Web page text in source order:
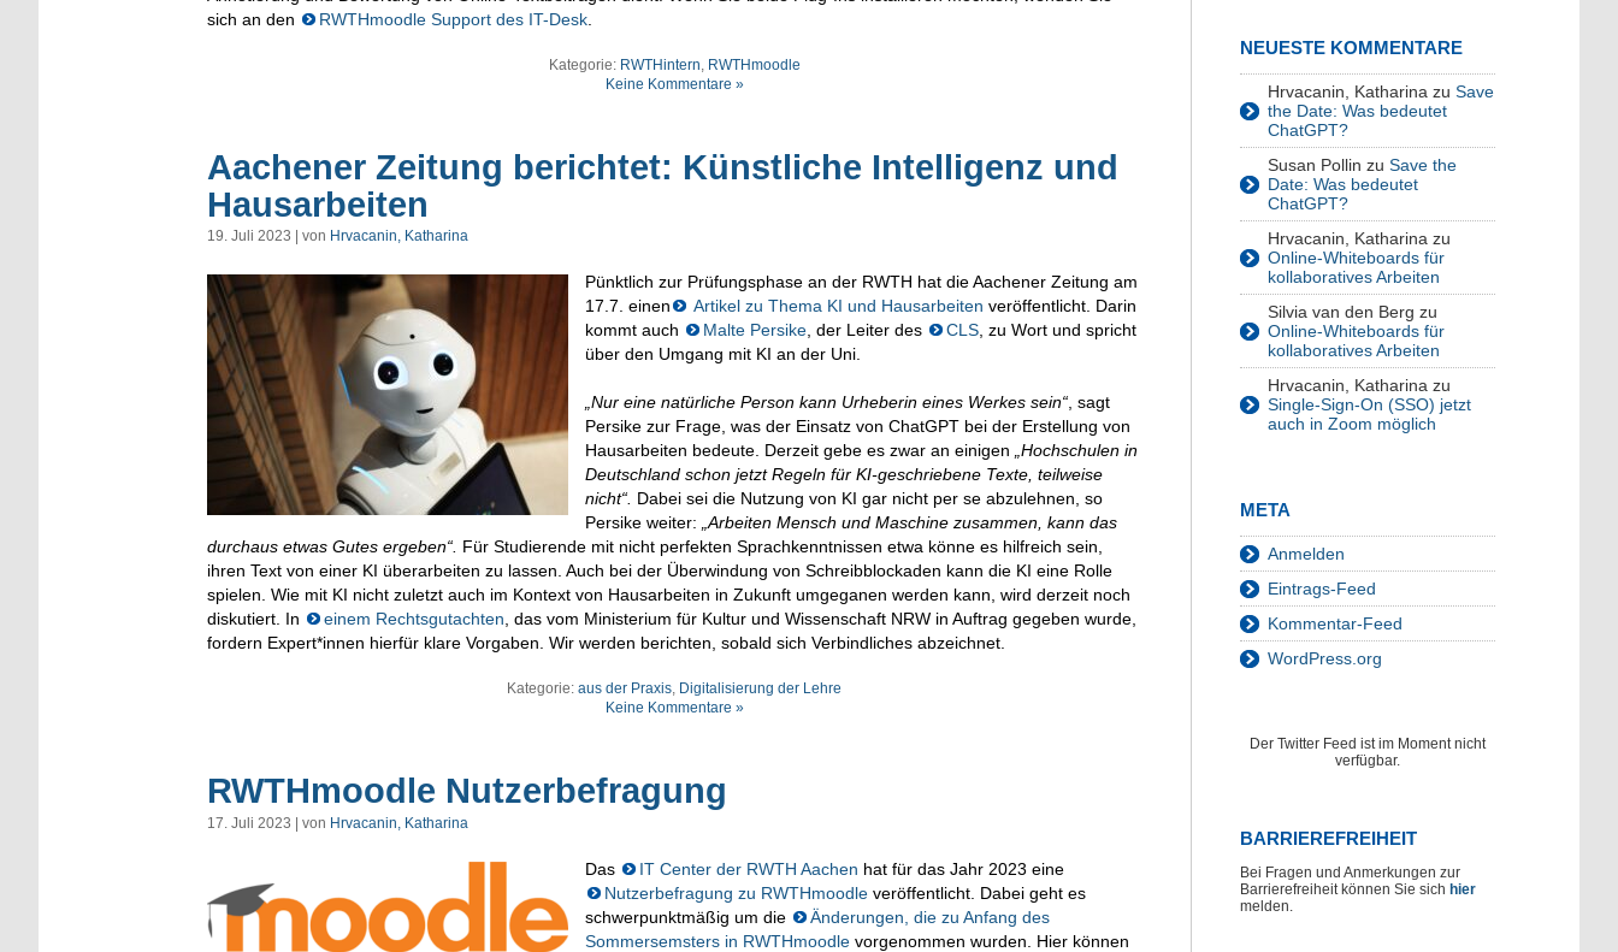
sich an den
RWTHmoodle Support des IT-Desk.
Kategorie: RWTHintern, RWTHmoodle
Keine Kommentare »
Aachener Zeitung berichtet: Künstliche Intelligenz und
Hausarbeiten
19. Juli 2023 | von Hrvacanin, Katharina
Pünktlich zur Prüfungsphase an der RWTH hat die Aachener Zeitung am
17.7. einen
Artikel zu Thema KI und Hausarbeiten veröffentlicht. Darin
kommt auch
Malte Persike, der Leiter des CLS, zu Wort und spricht
über den Umgang mit KI an der Uni.
„Nur eine natürliche Person kann Urheberin eines Werkes sein“, sagt
Persike zur Frage, was der Einsatz von ChatGPT bei der Erstellung von
Hausarbeiten bedeute. Derzeit gebe es zwar an einigen „Hochschulen in
Deutschland schon jetzt Regeln für KI-geschriebene Texte, teilweise
nicht“. Dabei sei die Nutzung von KI gar nicht per se abzulehnen, so
Persike weiter: „Arbeiten Mensch und Maschine zusammen, kann das
durchaus etwas Gutes ergeben“. Für Studierende mit nicht perfekten Sprachkenntnissen etwa könne es hilfreich sein,
ihren Text von einer KI überarbeiten zu lassen. Auch bei der Überwindung von Schreibblockaden kann die KI eine Rolle
spielen. Wie mit KI nicht zuletzt auch im Kontext von Hausarbeiten in Zukunft umgeganen werden kann, wird derzeit noch
diskutiert. In
einem Rechtsgutachten, das vom Ministerium für Kultur und Wissenschaft NRW in Auftrag gegeben wurde,
fordern Expert*innen hierfür klare Vorgaben. Wir werden berichten, sobald sich Verbindliches abzeichnet.
Kategorie: aus der Praxis, Digitalisierung der Lehre
Keine Kommentare »
RWTHmoodle Nutzerbefragung
17. Juli 2023 | von Hrvacanin, Katharina
Das IT Center der RWTH Aachen hat für das Jahr 2023 eine
Nutzerbefragung zu RWTHmoodle veröffentlicht. Dabei geht es
schwerpunktmäßig um die
Änderungen, die zu Anfang des
Sommersemsters in RWTHmoodle vorgenommen wurden. Hier können
NEUESTE KOMMENTARE
Hrvacanin, Katharina zu Save
the Date: Was bedeutet
ChatGPT?
Susan Pollin zu Save the
Date: Was bedeutet
ChatGPT?
Hrvacanin, Katharina zu
Online-Whiteboards für
kollaboratives Arbeiten
Silvia van den Berg zu
Online-Whiteboards für
kollaboratives Arbeiten
Hrvacanin, Katharina zu
Single-Sign-On (SSO) jetzt
auch in Zoom möglich
META
Anmelden
Eintrags-Feed
Kommentar-Feed
WordPress.org
Der Twitter Feed ist im Moment nicht
verfügbar.
BARRIEREFREIHEIT
Bei Fragen und Anmerkungen zur
Barrierefreiheit können Sie sich hier
melden.